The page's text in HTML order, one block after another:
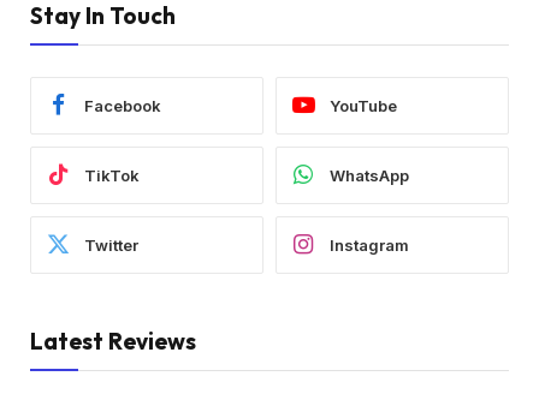
Stay In Touch
Facebook YouTube
TikTok WhatsApp
Twitter Instagram
Latest Reviews